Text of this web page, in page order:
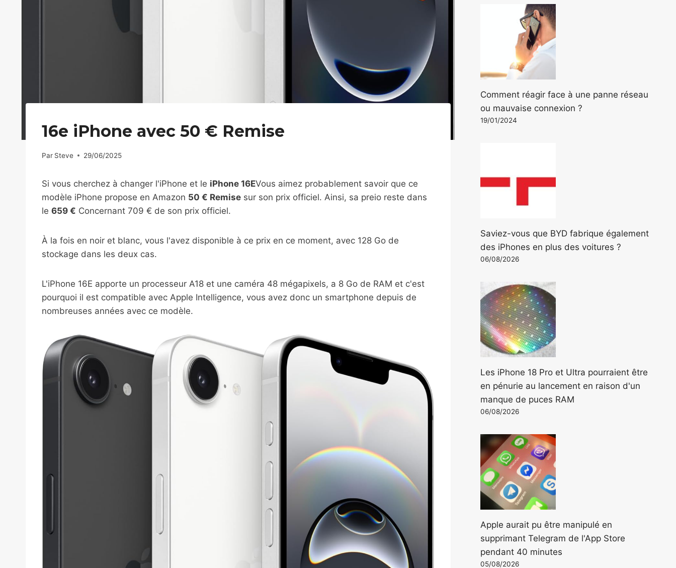
16e iPhone avec 50 € Remise
Par Steve 29/06/2025
Si vous cherchez à changer l'iPhone et le iPhone 16EVous aimez probablement savoir que ce
modèle iPhone propose en Amazon 50 € Remise sur son prix officiel. Ainsi, sa preio reste dans
le 659 € Concernant 709 € de son prix officiel.
À la fois en noir et blanc, vous l'avez disponible à ce prix en ce moment, avec 128 Go de
stockage dans les deux cas.
L'iPhone 16E apporte un processeur A18 et une caméra 48 mégapixels, a 8 Go de RAM et c'est
pourquoi il est compatible avec Apple Intelligence, vous avez donc un smartphone depuis de
nombreuses années avec ce modèle.
Comment réagir face à une panne réseau
ou mauvaise connexion ?
19/01/2024
Saviez-vous que BYD fabrique également
des iPhones en plus des voitures ?
06/08/2026
Les iPhone 18 Pro et Ultra pourraient être
en pénurie au lancement en raison d'un
manque de puces RAM
06/08/2026
Apple aurait pu être manipulé en
supprimant Telegram de l'App Store
pendant 40 minutes
05/08/2026